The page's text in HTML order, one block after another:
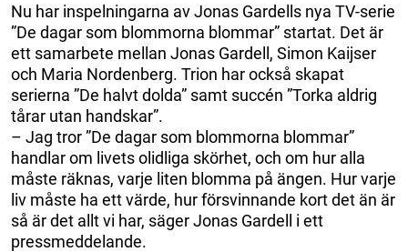
Nu har inspelningarna av Jonas Gardells nya TV-serie
”De dagar som blommorna blommar” startat. Det är
ett samarbete mellan Jonas Gardell, Simon Kaijser
och Maria Nordenberg. Trion har också skapat
serierna ”De halvt dolda” samt succén ”Torka aldrig
tårar utan handskar”.
– Jag tror ”De dagar som blommorna blommar”
handlar om livets olidliga skörhet, och om hur alla
måste räknas, varje liten blomma på ängen. Hur varje
liv måste ha ett värde, hur försvinnande kort det än är
så är det allt vi har, säger Jonas Gardell i ett
pressmeddelande.